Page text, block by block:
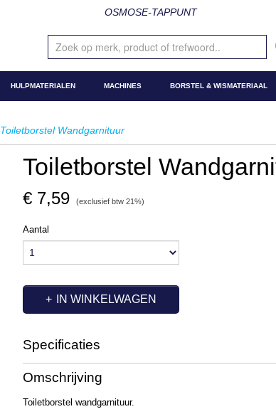
OSMOSE-TAPPUNT
HULPMATERIALEN MACHINES BORSTEL & WISMATERIAAL
Toiletborstel Wandgarnituur
Toiletborstel
€ 7,59 (exclusief btw 21%)
Aantal
IN WINKELWAGEN
Specificaties
Productcode
Omschrijving
Toiletborstel wandgarnituur.